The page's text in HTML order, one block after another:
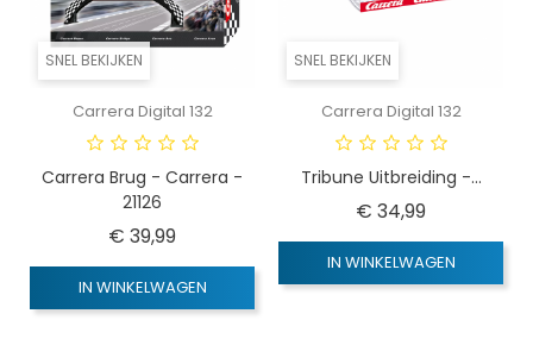
SNEL BEKIJKEN
Carrera Digital 132
Carrera Brug - Carrera -
21126
€ 39,99Prijs
IN WINKELWAGEN
SNEL BEKIJKEN
Carrera Digital 132
Tribune Uitbreiding -...
€ 34,99Prijs
IN WINKELWAGEN